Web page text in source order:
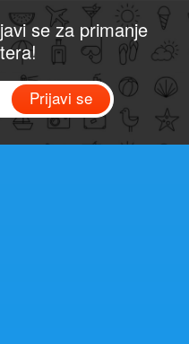
se za primanje
Prijavi se